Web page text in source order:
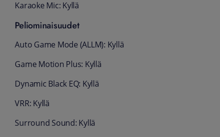
Karaoke Mic: Kyllä
Peliominaisuudet
Auto Game Mode (ALLM): Kyllä
Game Motion Plus: Kyllä
Dynamic Black EQ: Kyllä
VRR: Kyllä
Surround Sound: Kyllä